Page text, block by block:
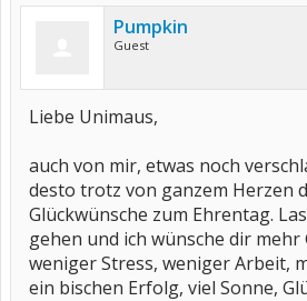
Pumpkin
Guest
Liebe Unimaus,
auch von mir, etwas noch
desto trotz von ganzem Herzen
Glückwünsche zum Ehrentag.
gehen und ich wünsche dir mehr
weniger Stress, weniger Arbeit,
ein bischen Erfolg, viel Sonne,